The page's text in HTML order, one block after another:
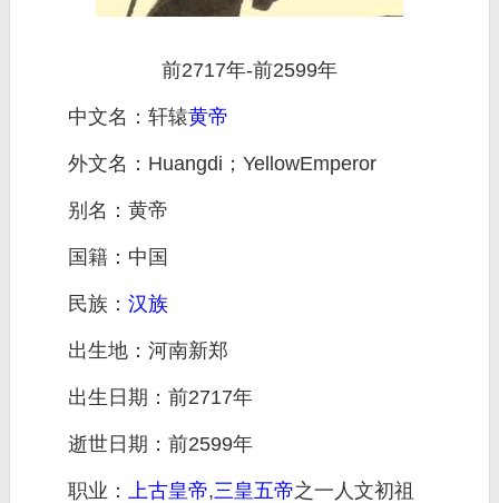
前2717年-前2599年
中文名：轩辕黄帝
外文名：Huangdi；YellowEmperor
别名：黄帝
国籍：中国
民族： 汉族
出生地：河南新郑
出生日期：前2717年
逝世日期：前2599年
职业： 上古皇帝,三皇五帝之一人文初祖